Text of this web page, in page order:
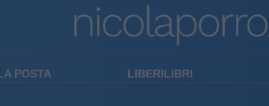
POSTA LIBERILIBRI